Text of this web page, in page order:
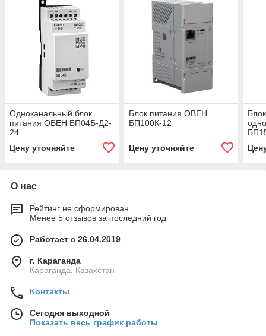
Одноканальный блок
питания ОВЕН БП04Б-Д2-
24
Цену уточняйте
Блок питания ОВЕН
БП100К-12
Цену уточняйте
О нас
Рейтинг не сформирован
Менее 5 отзывов за последний год
Работает с 26.04.2019
г. Караганда
Караганда, Казахстан
Контакты
Сегодня выходной
Показать весь график работы